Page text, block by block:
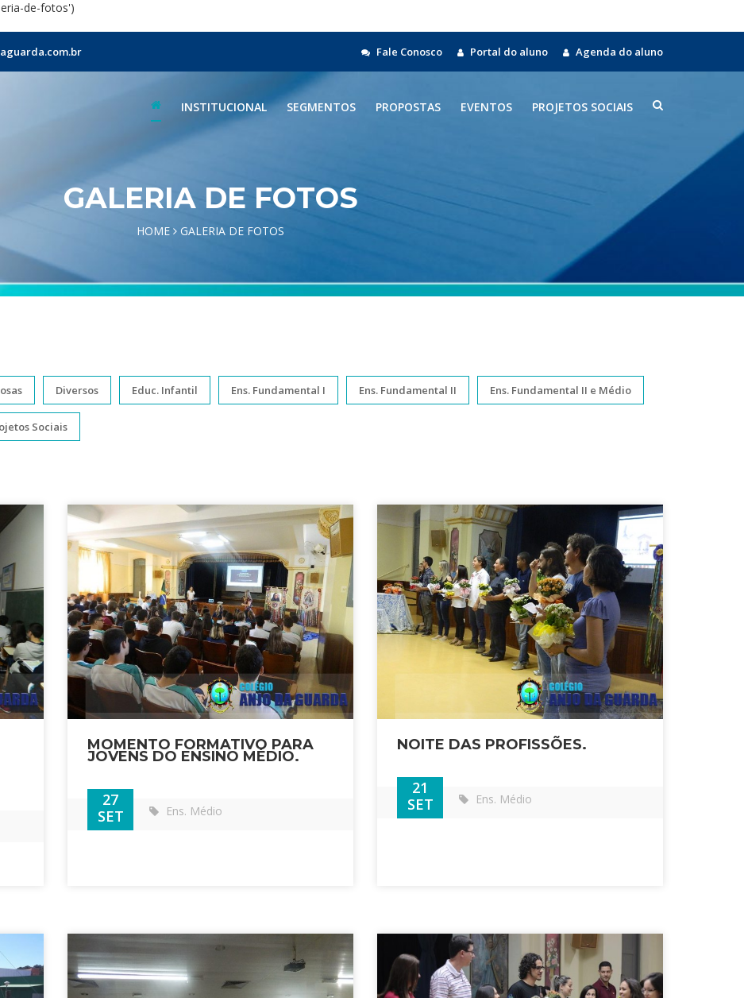
de-fotos')
Fale Conosco Portal do aluno Agenda do aluno
INSTITUCIONAL SEGMENTOS PROPOSTAS EVENTOS PROJETOS SOCIAIS
GALERIA DE FOTOS
HOME GALERIA DE FOTOS
Diversos Educ. Infantil Ens. Fundamental I Ens. Fundamental II Ens. Fundamental II e Médio
Sociais
MOMENTO FORMATIVO PARA
JOVENS DO ENSINO MÉDIO.
27
SET
Ens. Médio
NOITE DAS PROFISSÕES.
21
SET
Ens. Médio